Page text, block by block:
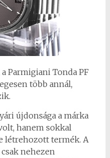
Parmigiani Tonda PF
több annál,
újdonsága a márka
hanem sokkal
létrehozott termék. A
csak nehezen